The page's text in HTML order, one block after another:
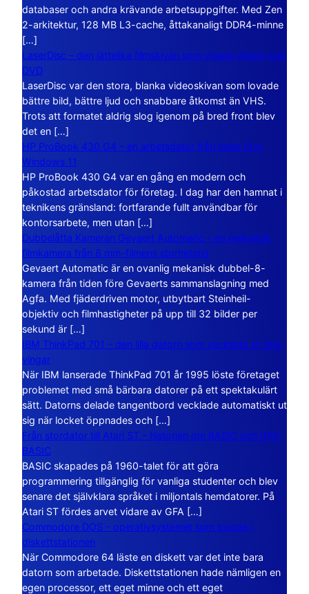
databaser och andra krävande arbetsuppgifter. Med Zen
2-arkitektur, 128 MB L3-cache, åttakanaligt DDR4-minne
[…]
LaserDisc – den jättelika filmskivan som visade vägen mot
DVD
LaserDisc var den stora, blanka videoskivan som lovade
bättre bild, bättre ljud och snabbare åtkomst än VHS.
Trots att formatet aldrig slog igenom på bred front blev
det en […]
HP ProBook 430 G4 – en arbetsdator från tiden före
Windows 11
HP ProBook 430 G4 var en gång en modern och
påkostad arbetsdator för företag. I dag har den hamnat i
teknikens gränsland: fortfarande fullt användbar för
kontorsarbete, men utan […]
Dubbelåtta Kameran Gevaert Automatic – en mekanisk
filmkamera från 8 mm-filmens storhetstid
Gevaert Automatic är en ovanlig mekanisk dubbel-8-
kamera från tiden före Gevaerts sammanslagning med
Agfa. Med fjäderdriven motor, utbytbart Steinheil-
objektiv och filmhastigheter på upp till 32 bilder per
sekund är […]
IBM ThinkPad 701 – den lilla datorn som vecklade ut sina
vingar
När IBM lanserade ThinkPad 701 år 1995 löste företaget
problemet med små bärbara datorer på ett spektakulärt
sätt. Datorns delade tangentbord vecklade automatiskt ut
sig när locket öppnades och […]
Från stordator till Atari ST – historien om BASIC och GFA
BASIC
BASIC skapades på 1960-talet för att göra
programmering tillgänglig för vanliga studenter och blev
senare det självklara språket i miljontals hemdatorer. På
Atari ST fördes arvet vidare av GFA […]
Commodore DOS – operativsystemet som bodde i
diskettstationen
När Commodore 64 läste en diskett var det inte bara
datorn som arbetade. Diskettstationen hade nämligen en
egen processor, ett eget minne och ett eget